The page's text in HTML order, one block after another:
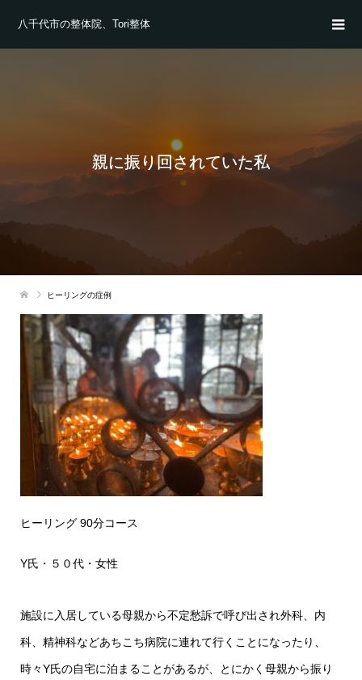
八千代市の整体院、Tori整体
親に振り回されていた私
ヒーリングの症例
ヒーリング 90分コース
Y氏・５０代・女性
施設に入居している母親から不定愁訴で呼び出され外科、内
科、精神科などあちこち病院に連れて行くことになったり、
時々Y氏の自宅に泊まることがあるが、とにかく母親から振り